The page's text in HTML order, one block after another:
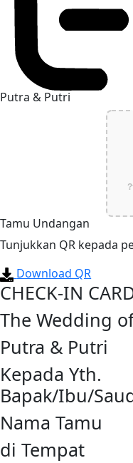
Putra & Putri
Tamu Undangan
Tunjukkan QR kepada
Download QR
CHECK-IN
The Wedding
Putra & Putri
Kepada Yth.
Bapak/Ibu/
Nama Tamu
di Tempat